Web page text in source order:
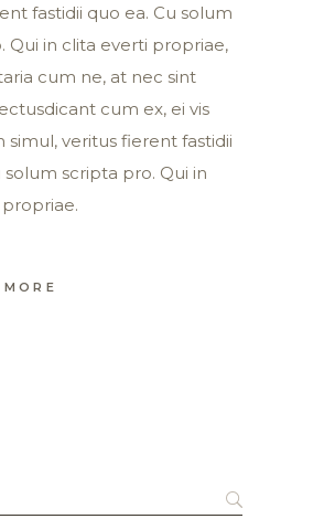
fastidii quo ea. Cu solum
Qui in clita everti propriae,
cum ne, at nec sint
cum ex, ei vis
simul, veritus fierent fastidii
solum scripta pro. Qui in